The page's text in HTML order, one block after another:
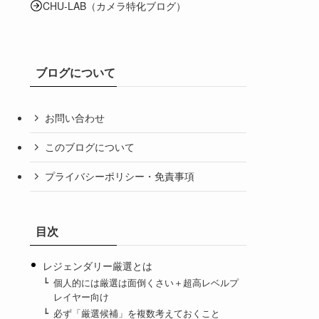
CHU-LAB（カメラ特化ブログ）
ブログについて
お問い合わせ
このブログについて
プライバシーポリシー・免責事項
目次
レジェンダリー厳選とは
個人的には厳選は面倒くさい＋超高レベルプ
レイヤー向け
必ず「厳選候補」を複数考えておくこと